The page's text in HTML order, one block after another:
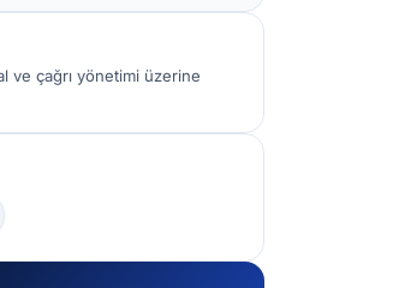
ve çağrı yönetimi üzerine